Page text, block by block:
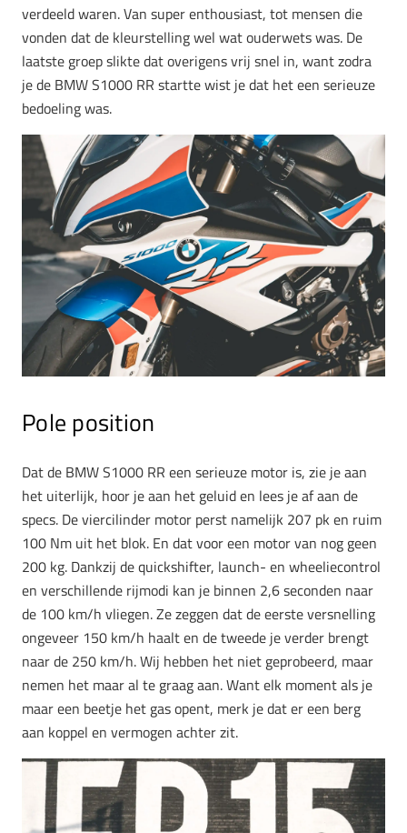
verdeeld waren. Van super enthousiast, tot mensen die
vonden dat de kleurstelling wel wat ouderwets was. De
laatste groep slikte dat overigens vrij snel in, want zodra
je de BMW S1000 RR startte wist je dat het een serieuze
bedoeling was.
Pole position
Dat de BMW S1000 RR een serieuze motor is, zie je aan
het uiterlijk, hoor je aan het geluid en lees je af aan de
specs. De viercilinder motor perst namelijk 207 pk en ruim
100 Nm uit het blok. En dat voor een motor van nog geen
200 kg. Dankzij de quickshifter, launch- en wheeliecontrol
en verschillende rijmodi kan je binnen 2,6 seconden naar
de 100 km/h vliegen. Ze zeggen dat de eerste versnelling
ongeveer 150 km/h haalt en de tweede je verder brengt
naar de 250 km/h. Wij hebben het niet geprobeerd, maar
nemen het maar al te graag aan. Want elk moment als je
maar een beetje het gas opent, merk je dat er een berg
aan koppel en vermogen achter zit.